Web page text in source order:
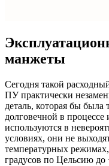
манжеты
Сегодня такой
ПУ практически
деталь, которая бы
долговечной в
используются в
условиях, они не
температурных
градусов по Цельсию